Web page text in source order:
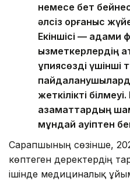
немесе бет
әлсіз қорғаныс
Екіншісі — адами
қызметкерлердің
құпиясөзді үшінші
жеткілікті
азаматтардың
мұндай қауіптен
Сарапшының сөзінше,
көптеген деректердің
ішінде медициналық